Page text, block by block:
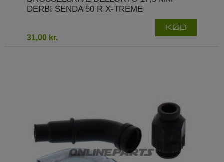
DERBI SENDA 50 R X-TREME
31,00 kr.
KØB